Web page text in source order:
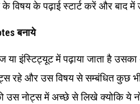
के पढ़ाई स्टार्ट करें और बाद
बनाये
या इंस्टिट्यूट में पढ़ाया जाता है
रहे और उस विषय से सम्बंधित कुछ
उस नोट्स में अच्छे से लिखे क्योकि ये